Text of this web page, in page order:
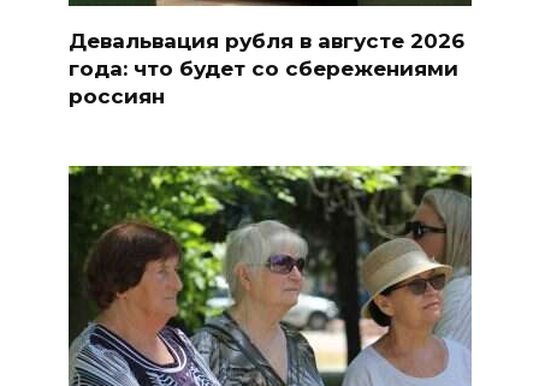
Девальвация рубля в августе 2026
года: что будет со сбережениями
россиян